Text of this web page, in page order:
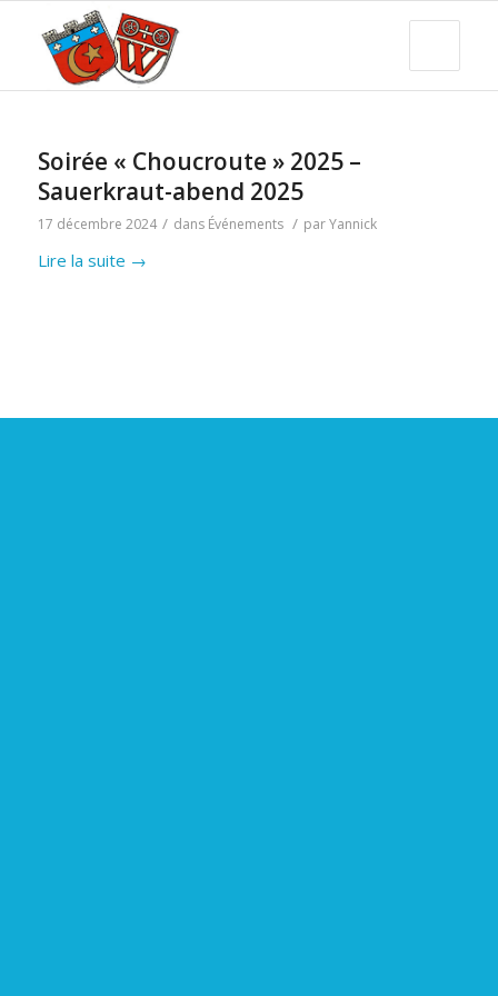
Soirée « Choucroute » 2025 –
Sauerkraut-abend 2025
17 décembre 2024 / dans Événements / parYannick
Lire la suite →